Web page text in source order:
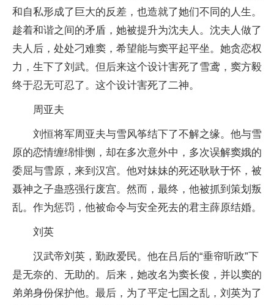
和自私形成了巨大的反差，也造就了她们不同的人生。
趁着和谐之间的矛盾，她被提升为沈夫人。沈夫人做了
夫人后，处处刁难窦，希望能与窦平起平坐。她贪恋权
力，生下了刘武。但后来这个设计害死了雪鸢，窦方毅
终于忍无可忍了。这个设计害死了二神。
周亚夫
刘恒将军周亚夫与雪风筝结下了不解之缘。他与雪
原的恋情缠绵悱恻，却在多次意外中，多次误解窦娥的
委屈与雪原，来到汉宫。他对妹妹的死还耿耿于怀，被
聂神之子蛊惑强行废宫。然而，最终，他被抓到策划叛
乱。作为惩罚，他被命令与安全死去的君主薛原结婚。
刘英
汉武帝刘英，勤政爱民。他在吕后的“垂帘听政”下
是无奈的、无助的。后来，她改名为窦长俊，并以窦的
弟弟身份保护他。最后，为了平定七国之乱，刘英为了